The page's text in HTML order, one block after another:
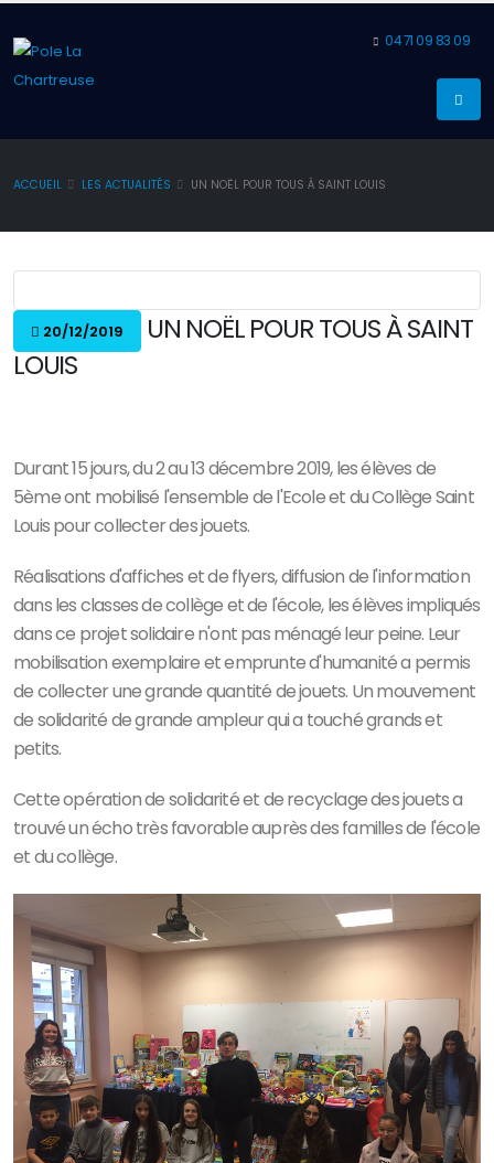
04 71 09 83 09
ACCUEIL LES ACTUALITÉS UN NOËL POUR TOUS À SAINT LOUIS
20/12/2019
UN NOËL POUR TOUS À SAINT
LOUIS
Durant 15 jours, du 2 au 13 décembre 2019, les élèves de
5ème ont mobilisé l'ensemble de l'Ecole et du Collège Saint
Louis pour collecter des jouets.
Réalisations d'affiches et de flyers, diffusion de l'information
dans les classes de collège et de l'école, les élèves impliqués
dans ce projet solidaire n'ont pas ménagé leur peine. Leur
mobilisation exemplaire et emprunte d'humanité a permis
de collecter une grande quantité de jouets. Un mouvement
de solidarité de grande ampleur qui a touché grands et
petits.
Cette opération de solidarité et de recyclage des jouets a
trouvé un écho très favorable auprès des familles de l'école
et du collège.